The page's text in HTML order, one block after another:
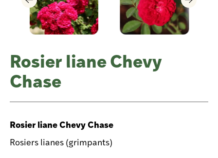
Rosier liane Chevy
Chase
Rosier liane Chevy Chase
Rosiers lianes (grimpants)